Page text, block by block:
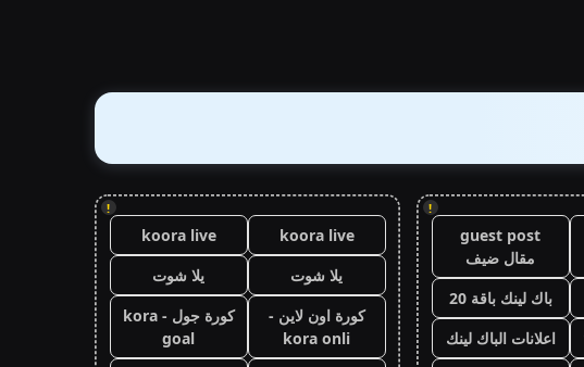
!
guest post
مقال ضيف
باك لينك باقة 20
اعلانات الباك لينك
!
koora live
koora live
يلا شوت
يلا شوت
كورة اون لاين -
kora onli
كورة جول - kora
goal